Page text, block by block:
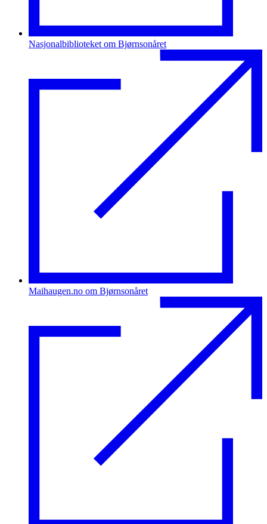
Nasjonalbiblioteket om Bjørnsonåret
Maihaugen.no om Bjørnsonåret